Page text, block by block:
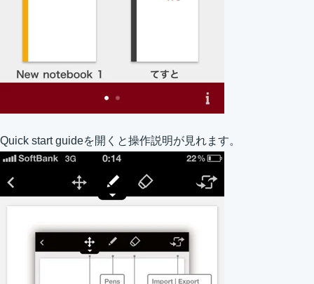
Quick start guideを開くと操作説明が見れます。